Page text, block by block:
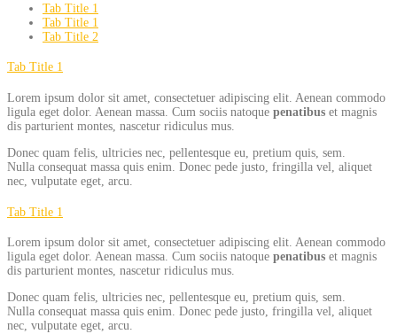
Tab Title 1
Tab Title 1
Tab Title 2
Tab Title 1
Lorem ipsum dolor sit amet, consectetuer adipiscing elit. Aenean commodo
ligula eget dolor. Aenean massa. Cum sociis natoque penatibus et magnis
dis parturient montes, nascetur ridiculus mus.
Donec quam felis, ultricies nec, pellentesque eu, pretium quis, sem.
Nulla consequat massa quis enim. Donec pede justo, fringilla vel, aliquet
nec, vulputate eget, arcu.
Tab Title 1
Lorem ipsum dolor sit amet, consectetuer adipiscing elit. Aenean commodo
ligula eget dolor. Aenean massa. Cum sociis natoque penatibus et magnis
dis parturient montes, nascetur ridiculus mus.
Donec quam felis, ultricies nec, pellentesque eu, pretium quis, sem.
Nulla consequat massa quis enim. Donec pede justo, fringilla vel, aliquet
nec, vulputate eget, arcu.